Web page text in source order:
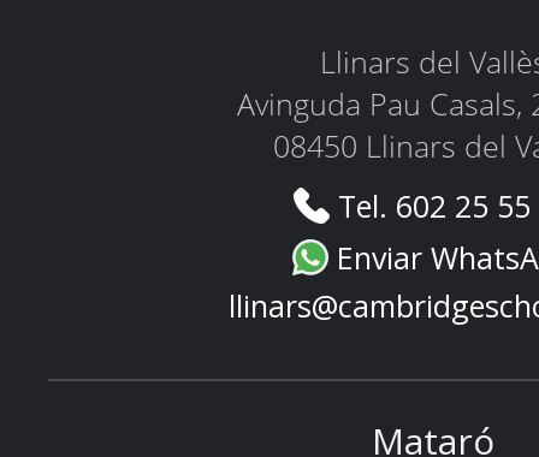
Llinars del
Avinguda Pau Casals,
08450 Llinars del
Tel. 602 25
Enviar
Mataró